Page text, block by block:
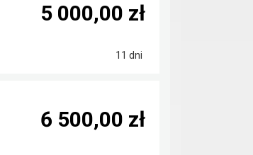
11 dni
5 000,00 zł
6 500,00 zł